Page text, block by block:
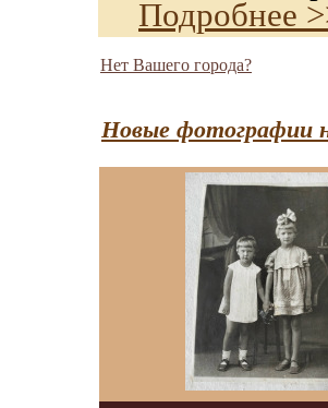
Подробнее
Нет Вашего города?
Новые фотографии